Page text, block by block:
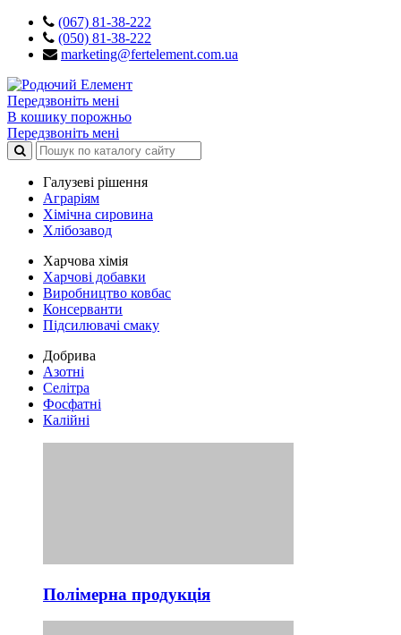
(067) 81-38-222
(050) 81-38-222
marketing@fertelement.com.ua
Передзвоніть мені
В кошику порожньо
Передзвоніть мені
Галузеві рішення
Аграріям
Хімічна сировина
Хлібозавод
Харчова хімія
Харчові добавки
Виробництво ковбас
Консерванти
Підсилювачі смаку
Добрива
Азотні
Селітра
Фосфатні
Калійні
Полімерна продукція